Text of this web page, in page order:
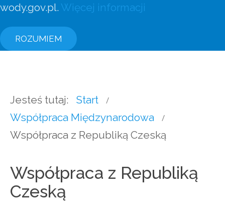
wody.gov.pl. Więcej informacji
ROZUMIEM
Jesteś tutaj:
Start
Współpraca Międzynarodowa
Współpraca z Republiką Czeską
Współpraca z Republiką
Czeską